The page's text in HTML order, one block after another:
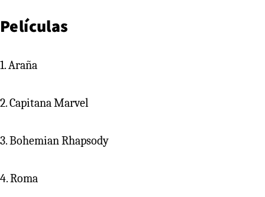
Películas
1. Araña
2. Capitana Marvel
3. Bohemian Rhapsody
4. Roma